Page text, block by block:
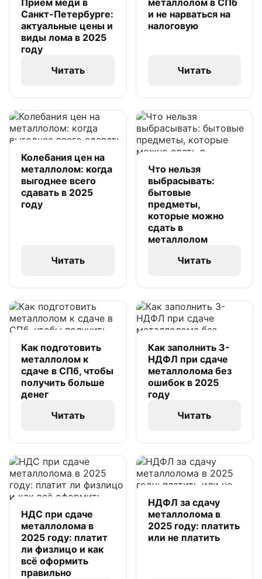
Приём меди в
Санкт-Петербурге:
актуальные цены и
виды лома в 2025
году
Читать
металлолом в СПб
и не нарваться на
налоговую
Читать
Колебания цен на
металлолом: когда
выгоднее всего
сдавать в 2025
году
Читать
Что нельзя
выбрасывать:
бытовые
предметы,
которые можно
сдать в
металлолом
Читать
Как подготовить
металлолом к
сдаче в СПб, чтобы
получить больше
денег
Читать
Как заполнить 3-
НДФЛ при сдаче
металлолома без
ошибок в 2025
году
Читать
НДС при сдаче
металлолома в
2025 году: платит
ли физлицо и как
всё оформить
правильно
НДФЛ за сдачу
металлолома в
2025 году: платить
или не платить